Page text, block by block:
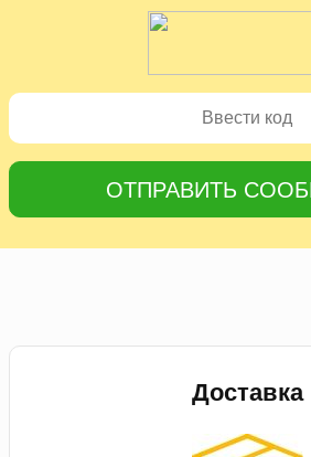
ОТПРАВИТЬ
Доставка